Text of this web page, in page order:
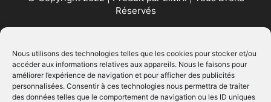
Nous utilisons des technologies telles que les cookies pour stocker et/ou
accéder aux informations relatives aux appareils. Nous le faisons pour
améliorer l’expérience de navigation et pour afficher des publicités
personnalisées. Consentir à ces technologies nous permettra de traiter
des données telles que le comportement de navigation ou les ID uniques
Réservés
SUIVEZ NOUS